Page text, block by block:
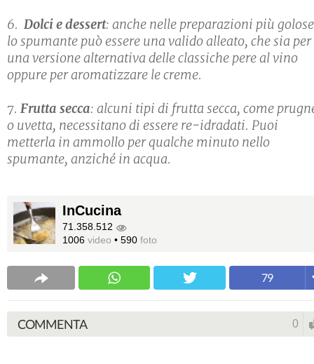
6. Dolci e dessert: anche nelle preparazioni più golose
lo spumante può essere una valido alleato, che sia per
una versione alternativa delle classiche pere al vino
oppure per aromatizzare le creme.
7. Frutta secca: alcuni tipi di frutta secca, come
o uvetta, necessitano di essere re-idradati. Puoi
metterla in ammollo per qualche minuto nello
spumante, anziché in acqua.
InCucina
71.358.512
1006 video • 590 foto
79
COMMENTA 0